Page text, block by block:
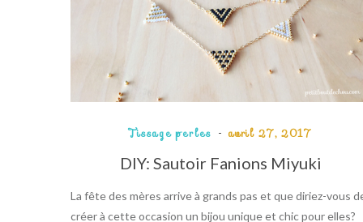
Tissage perles avril 27, 2017
DIY: Sautoir Fanions Miyuki
La fête des mères arrive à grands pas et que diriez-vous
créer à cette occasion un bijou unique et chic pour elles?